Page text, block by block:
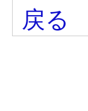
戻る